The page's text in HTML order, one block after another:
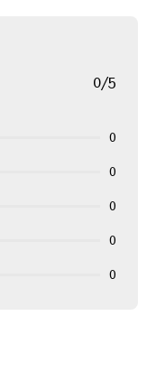
0/5
0
0
0
0
0